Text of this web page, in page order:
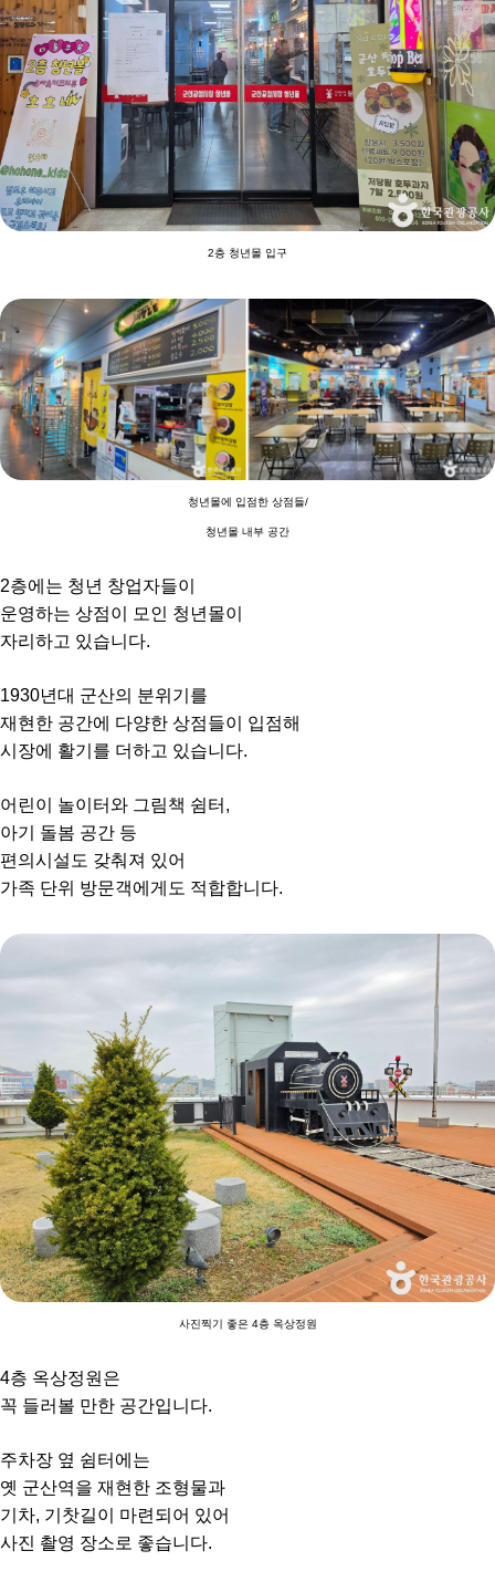
2층 청년몰 입구
청년몰에 입점한 상점들/
청년몰 내부 공간
2층에는 청년 창업자들이
운영하는 상점이 모인 청년몰이
자리하고 있습니다.
1930년대 군산의 분위기를
재현한 공간에 다양한 상점들이 입점해
시장에 활기를 더하고 있습니다.
어린이 놀이터와 그림책 쉼터,
아기 돌봄 공간 등
편의시설도 갖춰져 있어
가족 단위 방문객에게도 적합합니다.
사진찍기 좋은 4층 옥상정원
4층 옥상정원은
꼭 들러볼 만한 공간입니다.
주차장 옆 쉼터에는
옛 군산역을 재현한 조형물과
기차, 기찻길이 마련되어 있어
사진 촬영 장소로 좋습니다.